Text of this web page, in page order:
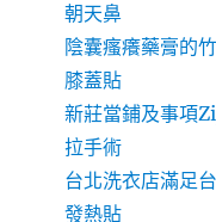
朝天鼻
陰囊瘙癢藥膏的
膝蓋貼
新莊當鋪及事項
拉手術
台北洗衣店滿足
發熱貼